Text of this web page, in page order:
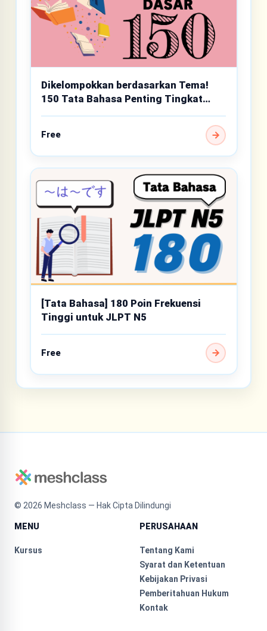
Dikelompokkan berdasarkan Tema!
150 Tata Bahasa Penting Tingkat
Dasar
Free
[Tata Bahasa] 180 Poin Frekuensi
Tinggi untuk JLPT N5
Free
© 2026 Meshclass — Hak Cipta Dilindungi
MENU
Kursus
PERUSAHAAN
Tentang Kami
Syarat dan Ketentuan
Kebijakan Privasi
Pemberitahuan Hukum
Kontak